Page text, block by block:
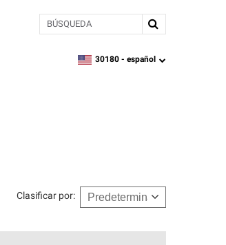
BÚSQUEDA
zipcode,language
30180 - español
Clasificar por: